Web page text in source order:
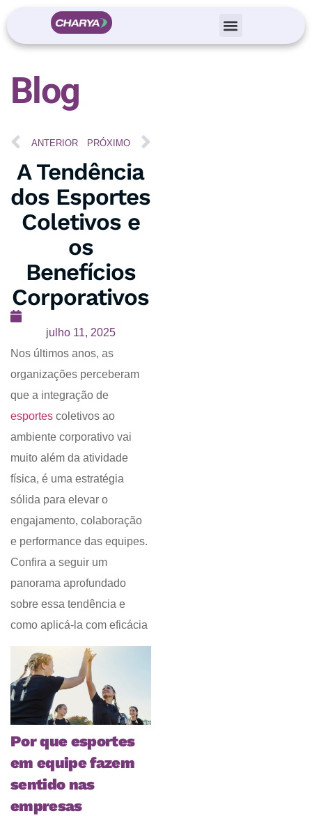
Blog
ANTERIOR PRÓXIMO
A Tendência
dos Esportes
Coletivos e
os
Benefícios
Corporativos
julho 11, 2025
Nos últimos anos, as
organizações perceberam
que a integração de
esportes coletivos ao
ambiente corporativo vai
muito além da atividade
física, é uma estratégia
sólida para elevar o
engajamento, colaboração
e performance das equipes.
Confira a seguir um
panorama aprofundado
sobre essa tendência e
como aplicá-la com eficácia
Por que esportes
em equipe fazem
sentido nas
empresas